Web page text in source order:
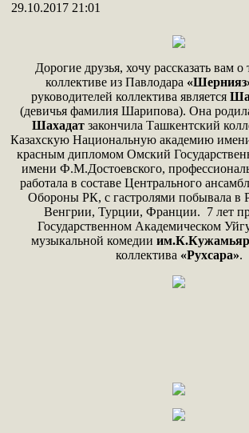
29.10.2017 21:01
Дорогие друзья, хочу рассказать вам
коллективе из Павлодара
руководителей коллектива является
(девичья фамилия Шарипова). Она
Шахадат закончила Ташкентский
Казахскую Национальную академию
красным дипломом Омский
имени Ф.М.Достоевского,
работала в составе Центрального
Обороны РК, с гастролями побывала в
Венгрии, Турции, Франции. 7 лет
Государственном Академическом
музыкальной комедии
коллектива «Рухсара».